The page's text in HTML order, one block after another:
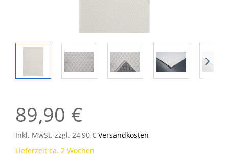
89,90 €
Inkl. MwSt. zzgl. 24,90 € Versandkosten
Lieferzeit ca. 2 Wochen